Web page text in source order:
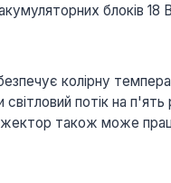
блоків
колірну
потік на
також може